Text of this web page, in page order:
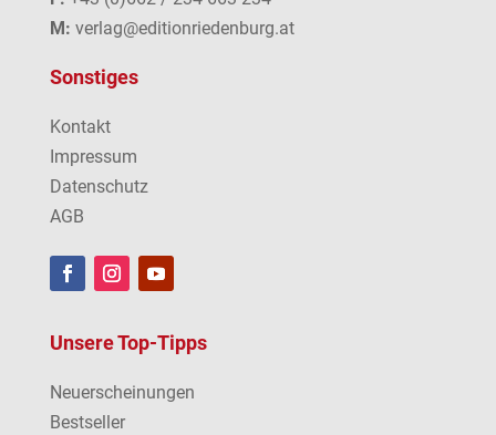
M: verlag@editionriedenburg.at
Sonstiges
Kontakt
Impressum
Datenschutz
AGB
Unsere Top-Tipps
Neuerscheinungen
Bestseller